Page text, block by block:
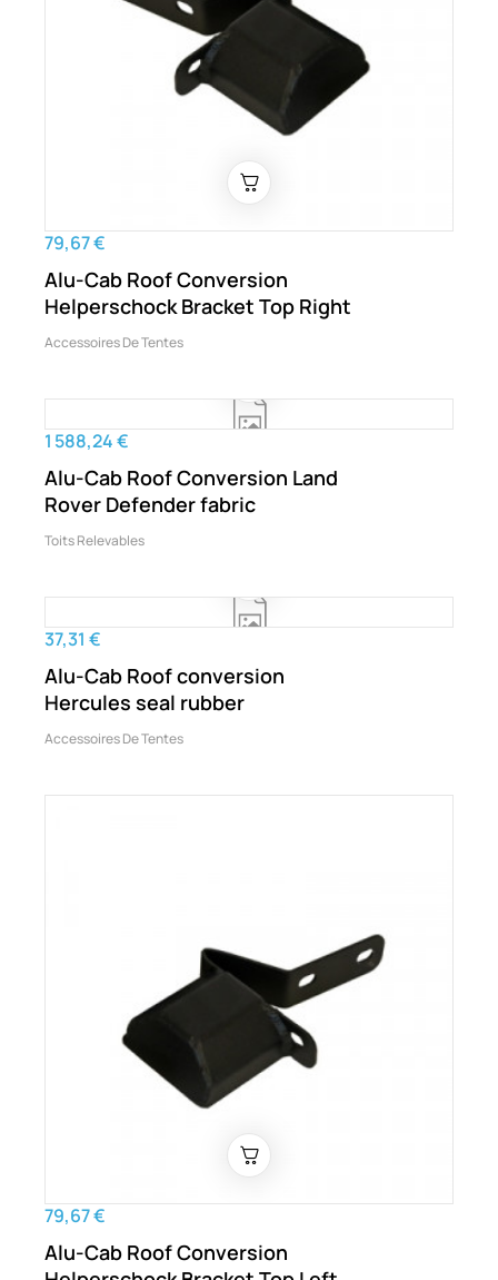
79,67 €
Alu-Cab Roof Conversion
Helperschock Bracket Top Right
Accessoires De Tentes
1 588,24 €
Alu-Cab Roof Conversion Land
Rover Defender fabric
Toits Relevables
37,31 €
Alu-Cab Roof conversion
Hercules seal rubber
Accessoires De Tentes
79,67 €
Alu-Cab Roof Conversion